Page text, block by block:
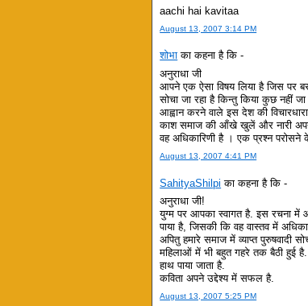
aachi hai kavitaa
August 13, 2007 3:14 PM
शोभा का कहना है कि -
अनुराधा जी
आपने एक ऐसा विषय लिया है जिस पर
सोचा जा रहा है किन्तु किया कुछ नहीं जा
आह्वान करने वाले इस देश की
काश समाज की आँखे खुलें और नारी
वह अधिकारिणी है । एक प्रश्न परोसने
August 13, 2007 4:41 PM
SahityaShilpi का कहना है कि -
अनुराधा जी!
युग्म पर आपका स्वागत है. इस रचना में
पाया है, जिसकी कि वह वास्तव में
अपितु हमारे समाज में व्याप्त पुरुषवादी
महिलाओं में भी बहुत गहरे तक बैठी हुई
हाथ पाया जाता है.
कविता अपने उद्देश्य में सफल है.
August 13, 2007 5:25 PM